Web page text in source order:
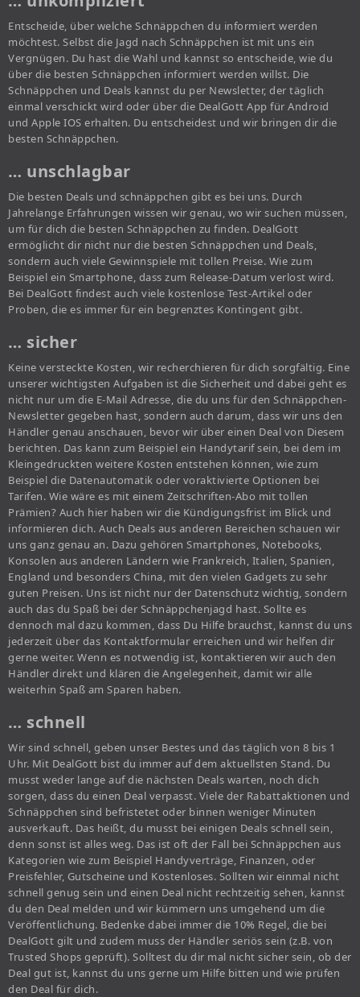
Entscheide, über welche Schnäppchen du informiert werden
möchtest. Selbst die Jagd nach Schnäppchen ist mit uns ein
Vergnügen. Du hast die Wahl und kannst so entscheide, wie du
über die besten Schnäppchen informiert werden willst. Die
Schnäppchen und Deals kannst du per Newsletter, der täglich
einmal verschickt wird oder über die DealGott App für Android
und Apple IOS erhalten. Du entscheidest und wir bringen dir die
besten Schnäppchen.
… unschlagbar
Die besten Deals und schnäppchen gibt es bei uns. Durch
Jahrelange Erfahrungen wissen wir genau, wo wir suchen müssen,
um für dich die besten Schnäppchen zu finden. DealGott
ermöglicht dir nicht nur die besten Schnäppchen und Deals,
sondern auch viele Gewinnspiele mit tollen Preise. Wie zum
Beispiel ein Smartphone, dass zum Release-Datum verlost wird.
Bei DealGott findest auch viele kostenlose Test-Artikel oder
Proben, die es immer für ein begrenztes Kontingent gibt.
… sicher
Keine versteckte Kosten, wir recherchieren für dich sorgfältig. Eine
unserer wichtigsten Aufgaben ist die Sicherheit und dabei geht es
nicht nur um die E-Mail Adresse, die du uns für den Schnäppchen-
Newsletter gegeben hast, sondern auch darum, dass wir uns den
Händler genau anschauen, bevor wir über einen Deal von Diesem
berichten. Das kann zum Beispiel ein Handytarif sein, bei dem im
Kleingedruckten weitere Kosten entstehen können, wie zum
Beispiel die Datenautomatik oder voraktivierte Optionen bei
Tarifen. Wie wäre es mit einem Zeitschriften-Abo mit tollen
Prämien? Auch hier haben wir die Kündigungsfrist im Blick und
informieren dich. Auch Deals aus anderen Bereichen schauen wir
uns ganz genau an. Dazu gehören Smartphones, Notebooks,
Konsolen aus anderen Ländern wie Frankreich, Italien, Spanien,
England und besonders China, mit den vielen Gadgets zu sehr
guten Preisen. Uns ist nicht nur der Datenschutz wichtig, sondern
auch das du Spaß bei der Schnäppchenjagd hast. Sollte es
dennoch mal dazu kommen, dass Du Hilfe brauchst, kannst du uns
jederzeit über das Kontaktformular erreichen und wir helfen dir
gerne weiter. Wenn es notwendig ist, kontaktieren wir auch den
Händler direkt und klären die Angelegenheit, damit wir alle
weiterhin Spaß am Sparen haben.
… schnell
Wir sind schnell, geben unser Bestes und das täglich von 8 bis 1
Uhr. Mit DealGott bist du immer auf dem aktuellsten Stand. Du
musst weder lange auf die nächsten Deals warten, noch dich
sorgen, dass du einen Deal verpasst. Viele der Rabattaktionen und
Schnäppchen sind befristetet oder binnen weniger Minuten
ausverkauft. Das heißt, du musst bei einigen Deals schnell sein,
denn sonst ist alles weg. Das ist oft der Fall bei Schnäppchen aus
Kategorien wie zum Beispiel Handyverträge, Finanzen, oder
Preisfehler, Gutscheine und Kostenloses. Sollten wir einmal nicht
schnell genug sein und einen Deal nicht rechtzeitig sehen, kannst
du den Deal melden und wir kümmern uns umgehend um die
Veröffentlichung. Bedenke dabei immer die 10% Regel, die bei
DealGott gilt und zudem muss der Händler seriös sein (z.B. von
Trusted Shops geprüft). Solltest du dir mal nicht sicher sein, ob der
Deal gut ist, kannst du uns gerne um Hilfe bitten und wie prüfen
den Deal für dich.